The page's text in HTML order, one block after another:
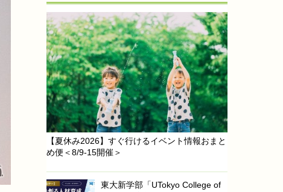
【夏休み2026】すぐ行けるイベント情報おまと
め便＜8/9-15開催＞
東大新学部「UTokyo College of